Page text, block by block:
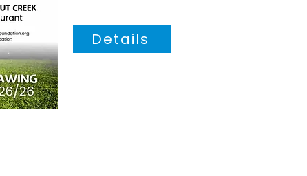
Details